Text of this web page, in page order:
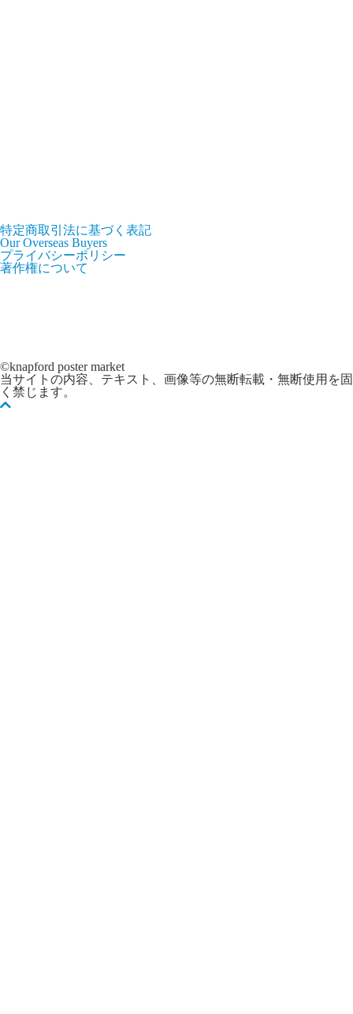
特定商取引法に基づく表記
Our Overseas Buyers
プライバシーポリシー
著作権について
©knapford poster market
当サイトの内容、テキスト、画像等の無断転載・無断使用を固
く禁じます。